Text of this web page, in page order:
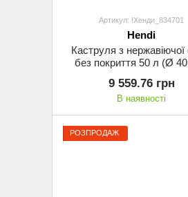
Артикул: !Хенди_834701
Hendi
Каструля з нержавіючої
без покриття 50 л (Ø
9 559.76 грн
В наявності
РОЗПРОДАЖ